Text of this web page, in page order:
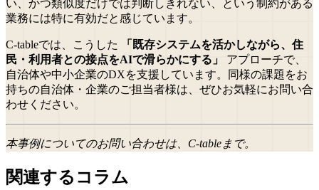
い、かつ類似度だけでは判断しきれない、という制約がある
業務には特に有効だと感じています。
C-tableでは、こうした
「既存システムを活かしながら、住
民・利用者との接点をAIで滑らかにする」
アプローチで、
自治体や中小企業のDXを支援しています。同様の課題をお
持ちの自治体・企業のご担当者様は、ぜひお気軽にお問い合
わせください。
本事例についてのお問い合わせは、C-tableまで。
関連するコラム